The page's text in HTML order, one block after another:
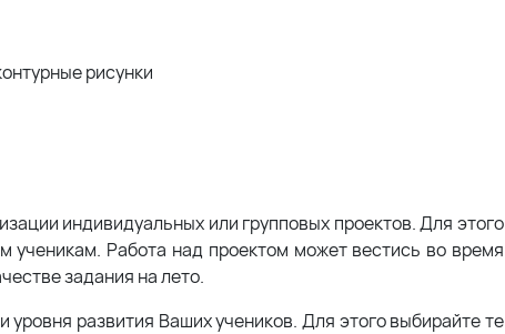
рисунки
индивидуальных или групповых проектов. Для этого
ученикам. Работа над проектом может вестись во время
задания на лето.
развития Ваших учеников. Для этого выбирайте те